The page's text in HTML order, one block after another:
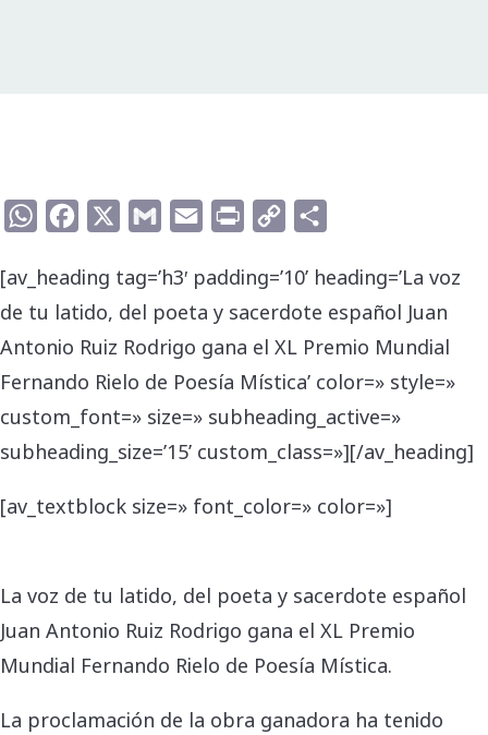
WhatsAppFacebook Gmail Email Print
Copy
[av_heading tag=’h3′ padding=’10’ heading=’La voz
de tu latido, del poeta y sacerdote español Juan
Antonio Ruiz Rodrigo gana el XL Premio Mundial
Fernando Rielo de Poesía Mística’ color=» style=»
custom_font=» size=» subheading_active=»
subheading_size=’15’ custom_class=»][/av_heading]
[av_textblock size=» font_color=» color=»]
La voz de tu latido, del poeta y sacerdote español
Juan Antonio Ruiz Rodrigo gana el XL Premio
Mundial Fernando Rielo de Poesía Mística.
La proclamación de la obra ganadora ha tenido